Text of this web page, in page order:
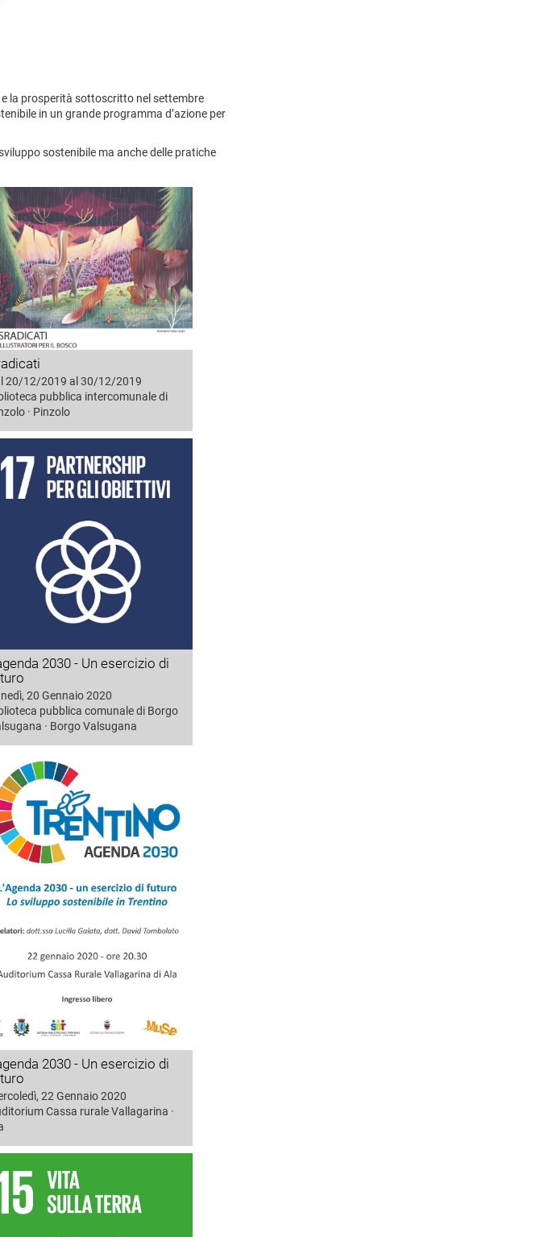
e la prosperità sottoscritto nel settembre
in un grande programma d’azione per
sostenibile ma anche delle pratiche
20/12/2019 al 30/12/2019
pubblica intercomunale di
· Pinzolo
2030 - Un esercizio di
20 Gennaio 2020
pubblica comunale di Borgo
· Borgo Valsugana
2030 - Un esercizio di
22 Gennaio 2020
Cassa rurale Vallagarina ·